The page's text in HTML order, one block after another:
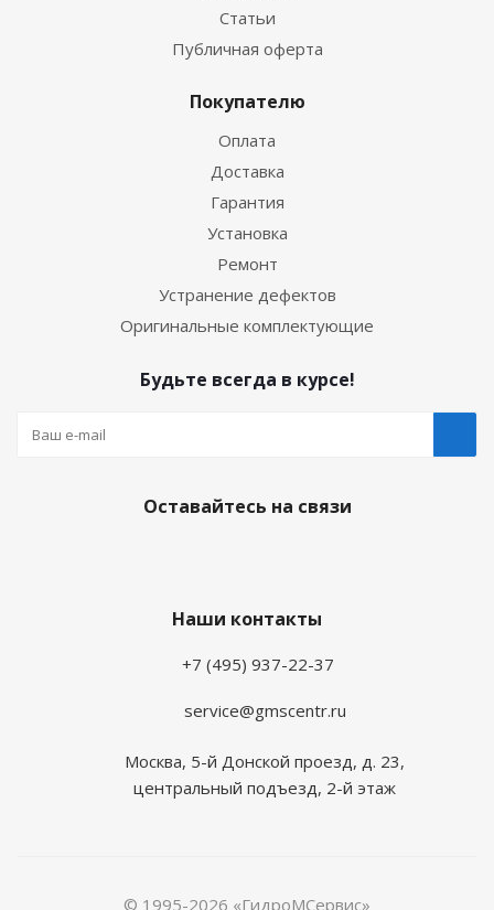
Статьи
Публичная оферта
Покупателю
Оплата
Доставка
Гарантия
Установка
Ремонт
Устранение дефектов
Оригинальные комплектующие
Будьте всегда в курсе!
Оставайтесь на связи
Наши контакты
+7 (495) 937-22-37
service@gmscentr.ru
Москва, 5-й Донской проезд, д. 23,
центральный подъезд, 2-й этаж
© 1995-2026 «ГидроМСервис»